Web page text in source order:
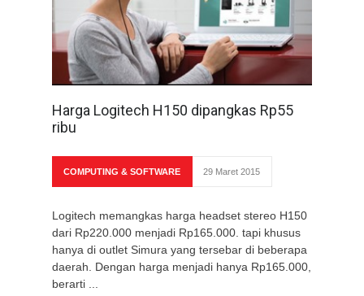
Harga Logitech H150 dipangkas Rp55
ribu
COMPUTING & SOFTWARE 29 Maret 2015
Logitech memangkas harga headset stereo H150
dari Rp220.000 menjadi Rp165.000. tapi khusus
hanya di outlet Simura yang tersebar di beberapa
daerah. Dengan harga menjadi hanya Rp165.000,
berarti ...